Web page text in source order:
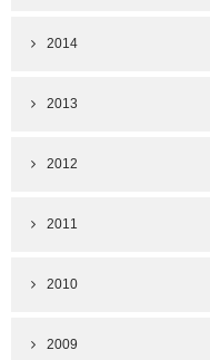
2014
2013
2012
2011
2010
2009